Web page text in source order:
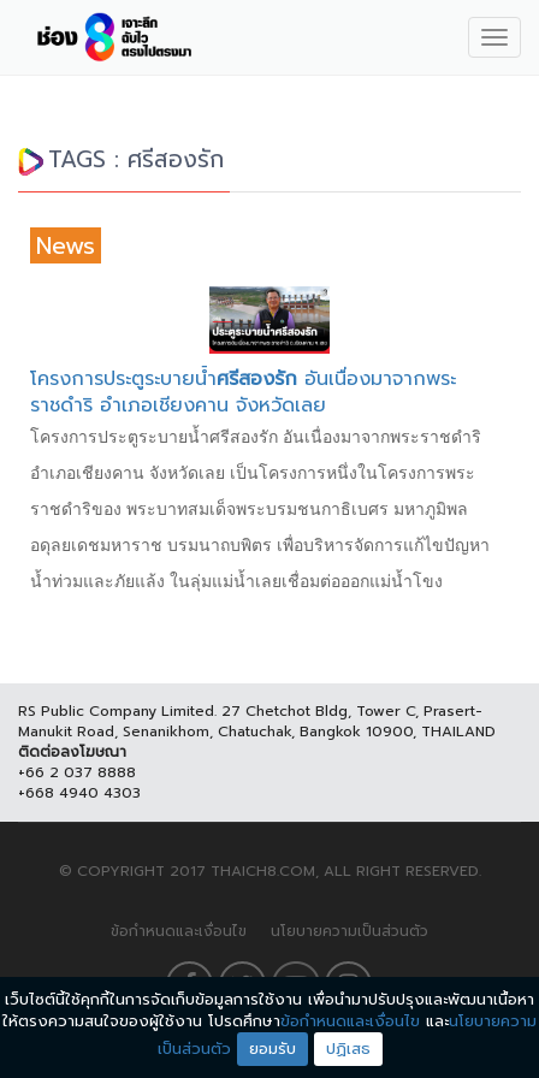
TAGS : ศรีสองรัก
News
โครงการประตูระบายน้ำศรีสองรัก อันเนื่องมาจากพระ
ราชดำริ อำเภอเชียงคาน จังหวัดเลย
โครงการประตูระบายน้ำศรีสองรัก อันเนื่องมาจากพระราชดำริ
อำเภอเชียงคาน จังหวัดเลย เป็นโครงการหนึ่งในโครงการพระ
ราชดำริของ พระบาทสมเด็จพระบรมชนกาธิเบศร มหาภูมิพล
อดุลยเดชมหาราช บรมนาถบพิตร เพื่อบริหารจัดการแก้ไขปัญหา
น้ำท่วมและภัยแล้ง ในลุ่มแม่น้ำเลยเชื่อมต่อออกแม่น้ำโขง
RS Public Company Limited. 27 Chetchot Bldg, Tower C, Prasert-
Manukit Road, Senanikhom, Chatuchak, Bangkok 10900, THAILAND
ติดต่อลงโฆษณา
+66 2 037 8888
+668 4940 4303
© COPYRIGHT 2017 THAICH8.COM, ALL RIGHT RESERVED.
ข้อกำหนดและเงื่อนไข นโยบายความเป็นส่วนตัว
เว็บไซต์นี้ใช้คุกกี้ในการจัดเก็บข้อมูลการใช้งาน เพื่อนำมาปรับปรุงและพัฒนาเนื้อหา
ให้ตรงความสนใจของผู้ใช้งาน โปรดศึกษาข้อกำหนดและเงื่อนไข และนโยบายความ
เป็นส่วนตัว
ยอมรับ ปฏิเสธ